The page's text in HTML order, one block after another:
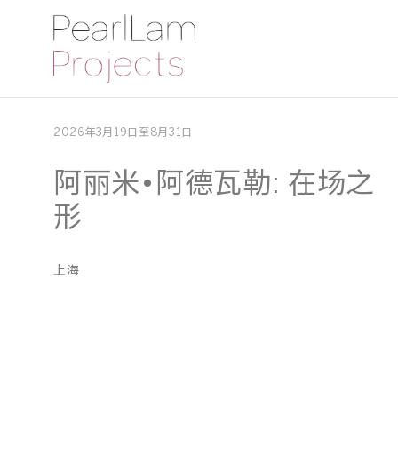
2026年3月19日至8月31日
阿丽米•阿德瓦勒: 在场之
形
上海